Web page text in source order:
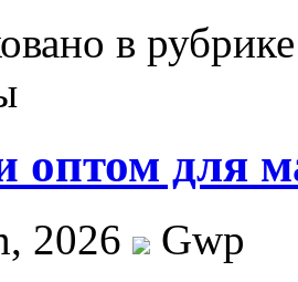
в
оптом для
2026
Gwp